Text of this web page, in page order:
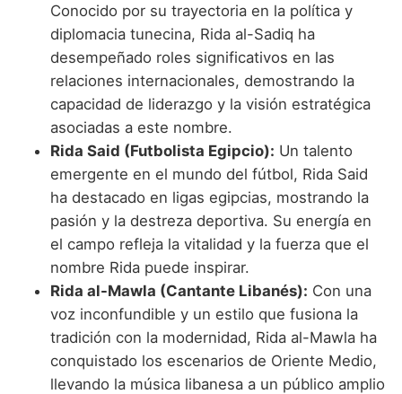
Conocido por su trayectoria en la política y
diplomacia tunecina, Rida al-Sadiq ha
desempeñado roles significativos en las
relaciones internacionales, demostrando la
capacidad de liderazgo y la visión estratégica
asociadas a este nombre.
Rida Said (Futbolista Egipcio): Un talento
emergente en el mundo del fútbol, Rida Said
ha destacado en ligas egipcias, mostrando la
pasión y la destreza deportiva. Su energía en
el campo refleja la vitalidad y la fuerza que el
nombre Rida puede inspirar.
Rida al-Mawla (Cantante Libanés): Con una
voz inconfundible y un estilo que fusiona la
tradición con la modernidad, Rida al-Mawla ha
conquistado los escenarios de Oriente Medio,
llevando la música libanesa a un público amplio